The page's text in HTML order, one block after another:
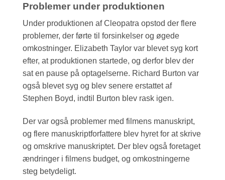
Problemer under produktionen
Under produktionen af Cleopatra opstod der flere
problemer, der førte til forsinkelser og øgede
omkostninger. Elizabeth Taylor var blevet syg kort
efter, at produktionen startede, og derfor blev der
sat en pause på optagelserne. Richard Burton var
også blevet syg og blev senere erstattet af
Stephen Boyd, indtil Burton blev rask igen.
Der var også problemer med filmens manuskript,
og flere manuskriptforfattere blev hyret for at skrive
og omskrive manuskriptet. Der blev også foretaget
ændringer i filmens budget, og omkostningerne
steg betydeligt.